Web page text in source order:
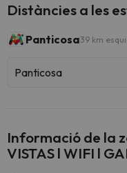
Distàncies a les
Panticosa39 km
Panticosa
Informació de la
VISTAS l WIFI l